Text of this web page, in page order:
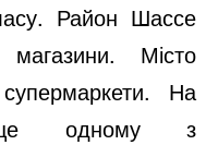
Район Шассе
магазини. Місто
На
одному з